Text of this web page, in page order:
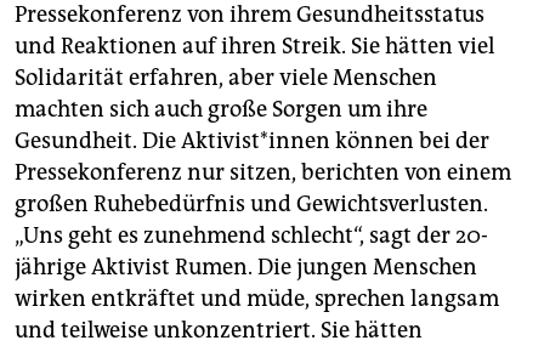
unterstützen
abo
genossenschaft
epaper login
Pressekonferenz von ihrem Gesundheitsstatus
und Reaktionen auf ihren Streik. Sie hätten viel
Solidarität erfahren, aber viele Menschen
machten sich auch große Sorgen um ihre
Gesundheit. Die Ak­ti­vis­t*in­nen können bei der
Pressekonferenz nur sitzen, berichten von einem
großen Ruhebedürfnis und Gewichtsverlusten.
„Uns geht es zunehmend schlecht“, sagt der 20-
jährige Aktivist Rumen. Die jungen Menschen
wirken entkräftet und müde, sprechen langsam
und teilweise unkonzentriert. Sie hätten